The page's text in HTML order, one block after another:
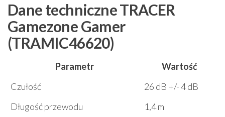
Dane techniczne TRACER
Gamezone Gamer
(TRAMIC46620)
Parametr
Wartość
Czułość
26 dB +/- 4 dB
Długość przewodu
1,4 m